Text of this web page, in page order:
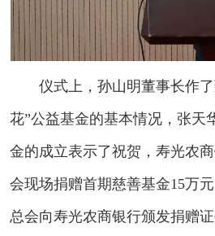
仪式上，孙山明董事长作
花”公益基金的基本情况，张天
金的成立表示了祝贺，寿光农
会现场捐赠首期慈善基金15万
总会向寿光农商银行颁发捐赠